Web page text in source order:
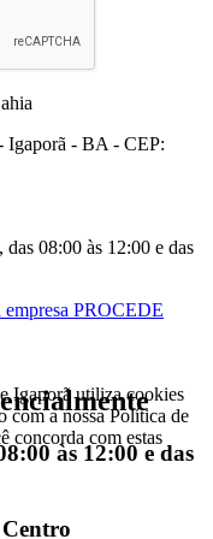
às 12:00 e das
Igaporã - BA - CEP:
08:00 às 12:00 e das
Igaporã utiliza cookies
com a nossa Política de
concorda com estas